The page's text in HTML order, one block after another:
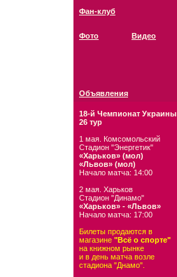
Фан-клуб
Фото Видео
Объявления
18-й Чемпионат Украины
26 тур
1 мая. Комсомольский
Стадион "Энергетик"
«Харьков» (мол)
«Львов» (мол)
Начало матча: 14:00
2 мая. Харьков
Стадион "Динамо"
«Харьков» - «Львов»
Начало матча: 17:00
Билеты продаются в
магазине "Всё о спорте"
на книжном рынке
и в день матча возле
стадиона "Днамо".